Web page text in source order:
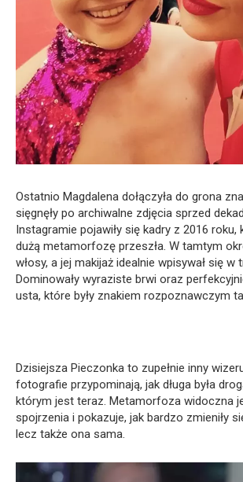
Ostatnio Magdalena dołączyła do grona
sięgnęły po archiwalne zdjęcia sprzed
Instagramie pojawiły się kadry z 2016 roku,
dużą metamorfozę przeszła. W tamtym
włosy, a jej makijaż idealnie wpisywał się w
Dominowały wyraziste brwi oraz
usta, które były znakiem rozpoznawczym
Dzisiejsza Pieczonka to zupełnie inny
fotografie przypominają, jak długa była
którym jest teraz. Metamorfoza widoczna
spojrzenia i pokazuje, jak bardzo zmieniły
lecz także ona sama.